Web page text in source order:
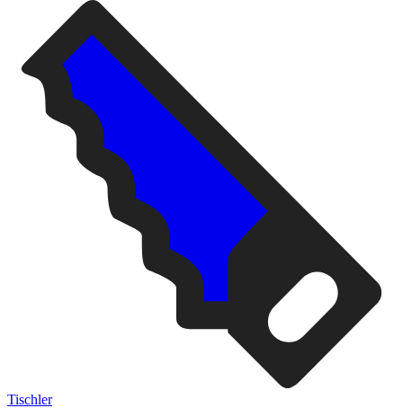
Tischler